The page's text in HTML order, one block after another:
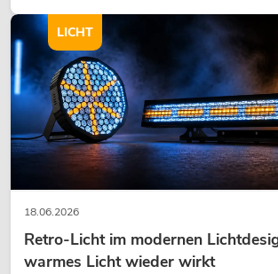
modernen Raumkonzept.
18.06.2026
Retro-Licht im modernen
warmes Licht wieder wirkt
LICHT